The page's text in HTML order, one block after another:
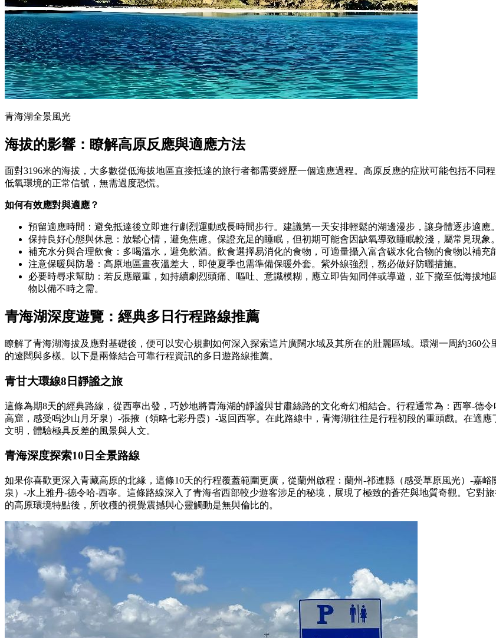
青海湖全景風光
海拔的影響：瞭解高原反應與適應方法
面對3196米的海拔，大多數從低海拔地區直接抵達的旅行者都需要經歷一個適應過程。高原反應的症狀可能包括不同
低氧環境的正常信號，無需過度恐慌。
如何有效應對與適應？
預留適應時間：避免抵達後立即進行劇烈運動或長時間步行。建議第一天安排輕鬆的湖邊漫步，讓身體逐步適應。
保持良好心態與休息：放鬆心情，避免焦慮。保證充足的睡眠，但初期可能會因缺氧導致睡眠較淺，屬常見現象。
補充水分與合理飲食：多喝溫水，避免飲酒。飲食選擇易消化的食物，可適量攝入富含碳水化合物的食物以補充
注意保暖與防暑：高原地區晝夜溫差大，即使夏季也需準備保暖外套。紫外線強烈，務必做好防曬措施。
必要時尋求幫助：若反應嚴重，如持續劇烈頭痛、嘔吐、意識模糊，應立即告知同伴或導遊，並下撤至低海拔
物以備不時之需。
青海湖深度遊覽：經典多日行程路線推薦
瞭解了青海湖海拔及應對基礎後，便可以安心規劃如何深入探索這片廣闊水域及其所在的壯麗區域。環湖一周約360
的遼闊與多樣。以下是兩條結合可靠行程資訊的多日遊路線推薦。
青甘大環線8日靜謐之旅
這條為期8天的經典路線，從西寧出發，巧妙地將青海湖的靜謐與甘肅絲路的文化奇幻相結合。行程通常為：西寧-德
高窟，感受鳴沙山月牙泉）-張掖（領略七彩丹霞）-返回西寧。在此路線中，青海湖往往是行程初段的重頭戲。在適
文明，體驗極具反差的風景與人文。
青海深度探索10日全景路線
如果你喜歡更深入青藏高原的北緣，這條10天的行程覆蓋範圍更廣，從蘭州啟程：蘭州-祁連縣（感受草原風光）-嘉
泉）-水上雅丹-德令哈-西寧。這條路線深入了青海省西部較少遊客涉足的秘境，展現了極致的蒼茫與地質奇觀。它對
的高原環境特點後，所收穫的視覺震撼與心靈觸動是無與倫比的。